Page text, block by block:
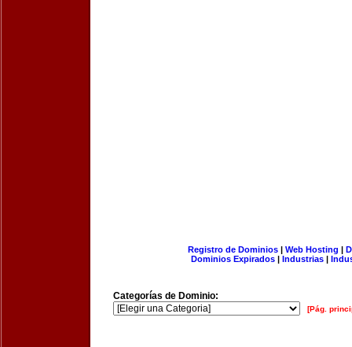
Registro de Dominios| Web Hosting |
Dominios Expirados | Industrias |
Categorías de Dominio:
[Pág.